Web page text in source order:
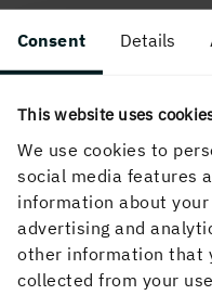
Consent Details
This website uses
We use cookies to
social media features
information about
advertising and
other information that
collected from your
Om webbplatsen
Följ oss i sociala